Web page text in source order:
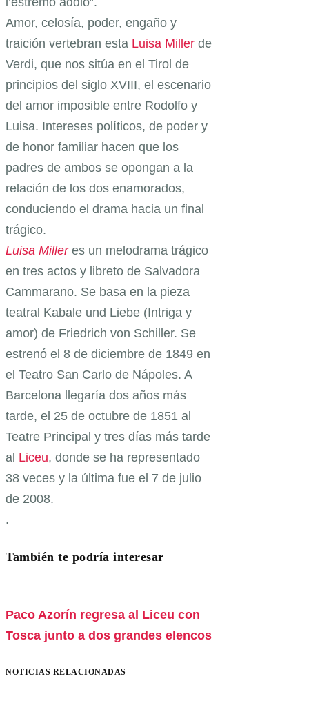
Amor, celosía, poder, engaño y
traición vertebran esta Luisa Miller de
Verdi, que nos sitúa en el Tirol de
principios del siglo XVIII, el escenario
del amor imposible entre Rodolfo y
Luisa. Intereses políticos, de poder y
de honor familiar hacen que los
padres de ambos se opongan a la
relación de los dos enamorados,
conduciendo el drama hacia un final
trágico.
Luisa Milleres un melodrama trágico
en tres actos y libreto de Salvadora
Cammarano. Se basa en la pieza
teatral Kabale und Liebe (Intriga y
amor) de Friedrich von Schiller. Se
estrenó el 8 de diciembre de 1849 en
el Teatro San Carlo de Nápoles. A
Barcelona llegaría dos años más
tarde, el 25 de octubre de 1851 al
Teatre Principal y tres días más tarde
al Liceu, donde se ha representado
38 veces y la última fue el 7 de julio
de 2008.
.
También te podría interesar
Paco Azorín regresa al Liceu con
Tosca junto a dos grandes elencos
NOTICIAS RELACIONADAS